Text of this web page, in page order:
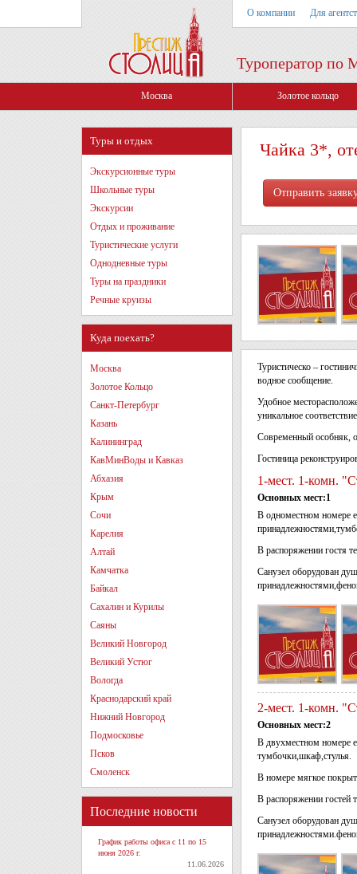
О компании Для
Туроператор по
Москва Золотое кольцо
Туры и отдых
Экскурсионные туры
Школьные туры
Экскурсии
Отдых и проживание
Туристические услуги
Однодневные туры
Туры на праздники
Речные круизы
Куда поехать?
Москва
Золотое Кольцо
Санкт-Петербург
Казань
Калининград
КавМинВоды и Кавказ
Абхазия
Крым
Сочи
Карелия
Алтай
Камчатка
Байкал
Сахалин и Курилы
Саяны
Великий Новгород
Великий Устюг
Вологда
Краснодарский край
Нижний Новгород
Подмосковье
Псков
Смоленск
Последние новости
График работы офиса с 11 по 15
июня 2026 г.
11.06.2026
Чайка 3*,
Туристическо –
водное сообщение.
Удобное
уникальное
Современный особняк,
Гостиница
1-мест. 1-комн.
Основных мест:1
В одноместном номере
В распоряжении гостя
Санузел оборудован
2-мест. 1-комн.
Основных мест:2
В двухместном номере
тумбочки,шкаф,стулья.
В номере мягкое
В распоряжении гостей
Санузел оборудован